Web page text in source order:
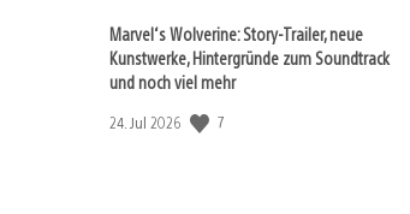
Marvel‘s Wolverine: Story-Trailer, neue
Kunstwerke, Hintergründe zum Soundtrack
und noch viel mehr
Veröffentlichungsdatum:
24. Jul 2026 7